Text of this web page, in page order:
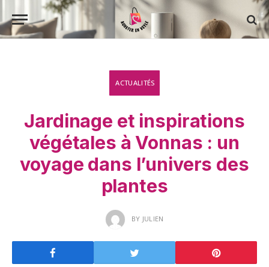
ACTUALITÉS
Jardinage et inspirations
végétales à Vonnas : un
voyage dans l’univers des
plantes
BY JULIEN